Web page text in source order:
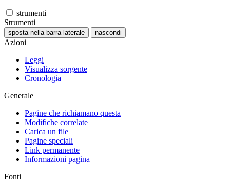
strumenti
Strumenti
sposta nella barra laterale nascondi
Azioni
Leggi
Visualizza sorgente
Cronologia
Generale
Pagine che richiamano questa
Modifiche correlate
Carica un file
Pagine speciali
Link permanente
Informazioni pagina
Fonti